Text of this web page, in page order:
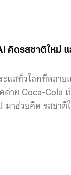
โดรเจนเพื่อสร้างไ
ก พอพลังงานหมด
ดเร็ว หนึ่งในจุดอ่
อ ต้องเสียบปลั๊กไ
บทที่ห่างไกลก็๖้อง
ได้ แต่ตลับไฮโดร
คิดรสชาติใหม่
ะแสทั่วโลกที่หลาย
ค่าย Coca-Cola
มาช่วยคิด รสชาติ